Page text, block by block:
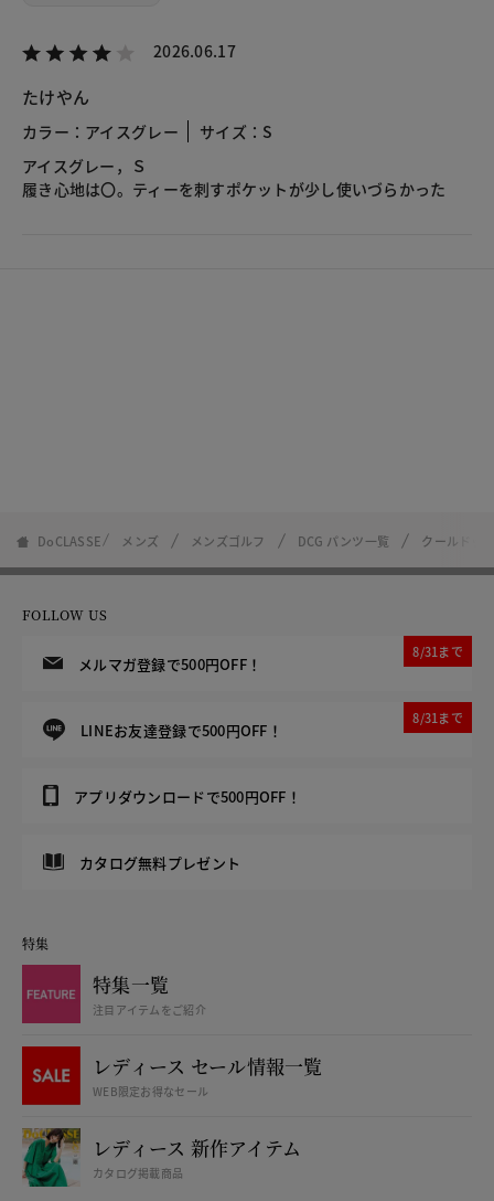
2026.06.17
たけやん
カラー：アイスグレー
サイズ：S
アイスグレー，Ｓ
履き心地は〇。ティーを刺すポケットが少し使いづらかった
DoCLASSE メンズ メンズゴルフ DCG パンツ一覧 クールドッ
FOLLOW US
メルマガ登録で500円OFF！
8/31まで
LINEお友達登録で500円OFF！
8/31まで
アプリダウンロードで500円OFF！
カタログ無料プレゼント
特集
特集一覧
注目アイテムをご紹介
レディース セール情報一覧
WEB限定お得なセール
レディース 新作アイテム
カタログ掲載商品